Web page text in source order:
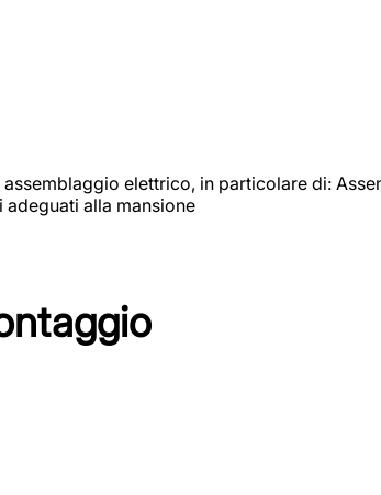
elettrico, in particolare di:
alla mansione